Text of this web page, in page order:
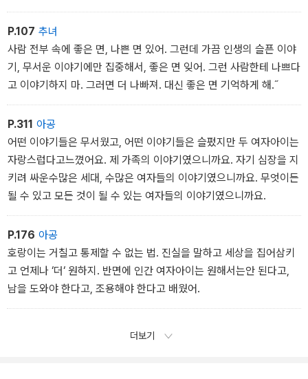
P.107 추녀
사람 전부 속에 좋은 면, 나쁜 면 있어. 그런데 가끔 인생의 슬픈 이야
기, 무서운 이야기에만 집중해서, 좋은 면 잊어. 그런 사람한테 나쁘다
고 이야기하지 마. 그러면 더 나빠져. 대신 좋은 면 기억하게 해.˝
P.311 아공
어떤 이야기들은 무서웠고, 어떤 이야기들은 슬펐지만 두 여자아이는
자랑스럽다고느꼈어요. 제 가족의 이야기였으니까요. 자기 심장을 지
키려 싸운수많은 세대, 수많은 여자들의 이야기였으니까요. 무엇이든
될 수 있고 모든 것이 될 수 있는 여자들의 이야기였으니까요.
P.176 아공
호랑이는 거칠고 통제할 수 없는 법. 진실을 말하고 세상을 집어삼키
고 언제나 ‘더‘ 원하지. 반면에 인간 여자아이는 원해서는안 된다고,
남을 도와야 한다고, 조용해야 한다고 배웠어.
더보기